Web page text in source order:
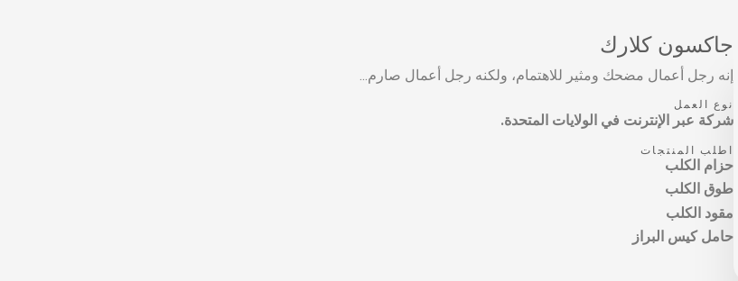
جاكسون كلارك
إنه رجل أعمال مضحك ومثير للاهتمام، ولكنه رجل أعمال صارم...
نوع العمل
شركة عبر الإنترنت في الولايات المتحدة.
اطلب المنتجات
حزام الكلب
طوق الكلب
مقود الكلب
حامل كيس البراز